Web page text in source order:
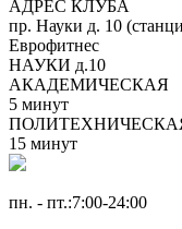
АДРЕС КЛУБА
пр. Науки д. 10
Еврофитнес
НАУКИ д.10
АКАДЕМИЧЕСКАЯ
5 минут
15 минут
пн. - пт.:7:00-24:00